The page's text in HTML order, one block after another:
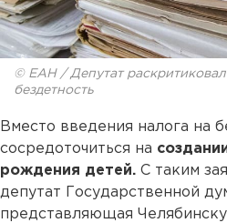
© ЕАН / Депутат
бездетность
Вместо введения налога на
сосредоточиться на
рождения детей. С таким
депутат Государственной
представляющая